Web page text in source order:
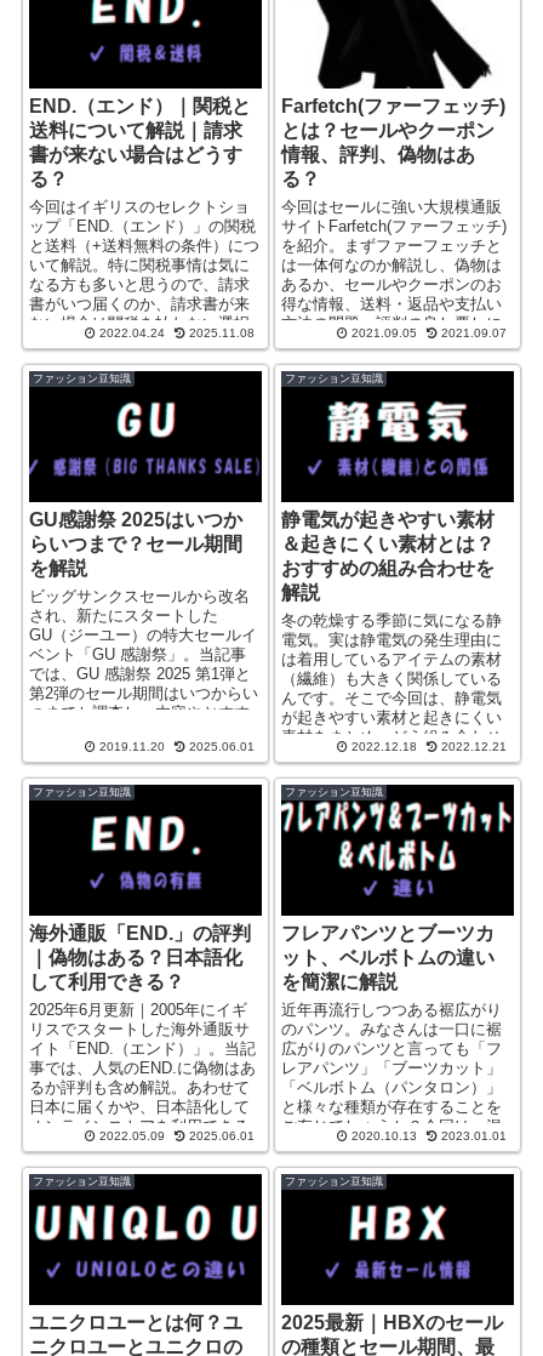
END.（エンド）｜関税と
送料について解説｜請求
書が来ない場合はどうす
る？
今回はイギリスのセレクトショ
ップ「END.（エンド）」の関税
と送料（+送料無料の条件）につ
いて解説。特に関税事情は気に
なる方も多いと思うので、請求
書がいつ届くのか、請求書が来
ない場合は関税を払わない選択
をとっていいのか解説していき
ます。
2022.04.24 2025.11.08
Farfetch(ファーフェッチ)
とは？セールやクーポン
情報、評判、偽物はあ
る？
今回はセールに強い大規模通販
サイトFarfetch(ファーフェッチ)
を紹介。まずファーフェッチと
は一体何なのか解説し、偽物は
あるか、セールやクーポンのお
得な情報、送料・返品や支払い
方法の問題、評判の良し悪しに
ついても触れていきます。
2021.09.05 2021.09.07
ファッション豆知識
GU感謝祭 2025はいつか
らいつまで？セール期間
を解説
ビッグサンクスセールから改名
され、新たにスタートした
GU（ジーユー）の特大セールイ
ベント「GU 感謝祭」。当記事
では、GU 感謝祭 2025 第1弾と
第2弾のセール期間はいつからい
つまでか調査し、内容やおすす
解説していきます。
2019.11.20 2025.06.01
ファッション豆知識
静電気が起きやすい素材
＆起きにくい素材とは？
おすすめの組み合わせを
解説
冬の乾燥する季節に気になる静
電気。実は静電気の発生理由に
は着用しているアイテムの素材
（繊維）も大きく関係している
んです。そこで今回は、静電気
が起きやすい素材と起きにくい
素材をまとめ、どう組み合わせ
れば静電気が発生しにくいかポ
イントを解説していきます。
2022.12.18 2022.12.21
ファッション豆知識
海外通販「END.」の評判
｜偽物はある？日本語化
して利用できる？
2025年6月更新｜2005年にイギ
リスでスタートした海外通販サ
イト「END.（エンド）」。当記
事では、人気のEND.に偽物はあ
るか評判も含め解説。あわせて
日本に届くかや、日本語化して
オンラインストアを利用できる
かについても解説していきま
す。
2022.05.09 2025.06.01
ファッション豆知識
フレアパンツとブーツカ
ット、ベルボトムの違い
を簡潔に解説
近年再流行しつつある裾広がり
のパンツ。みなさんは一口に裾
広がりのパンツと言っても「フ
レアパンツ」「ブーツカット」
「ベルボトム（パンタロン）」
と様々な種類が存在することを
ご存じでしょうか？今回は、混
同しやすい3つのパンツの意味を
解説し、各々の違いをまとめま
す。
2020.10.13 2023.01.01
ファッション豆知識
ユニクロユーとは何？ユ
ニクロユーとユニクロの
ファッション豆知識
2025最新｜HBXのセール
の種類とセール期間、最